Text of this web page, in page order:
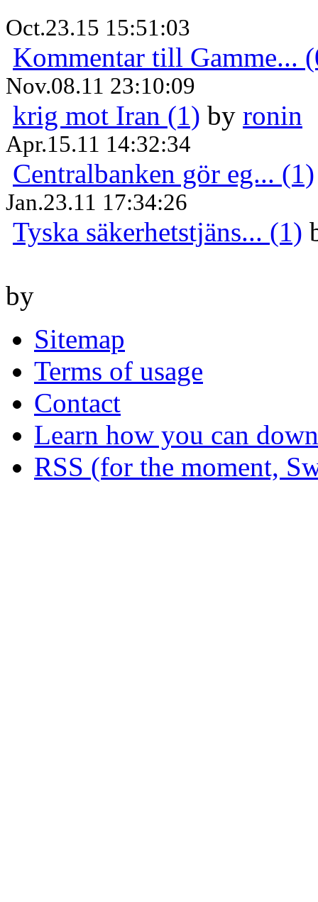
Oct.23.15 15:51:03
Kommentar till Gamme...
Nov.08.11 23:10:09
krig mot Iran (1) by ronin
Apr.15.11 14:32:34
Centralbanken gör eg... (1)
Jan.23.11 17:34:26
Tyska säkerhetstjäns... (1)
by
Sitemap
Terms of usage
Contact
Learn how you can
RSS (for the moment,